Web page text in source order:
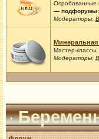
Опробованные
— подфорумы:
Модераторы:
Минеральная
Мастер-
Модераторы: